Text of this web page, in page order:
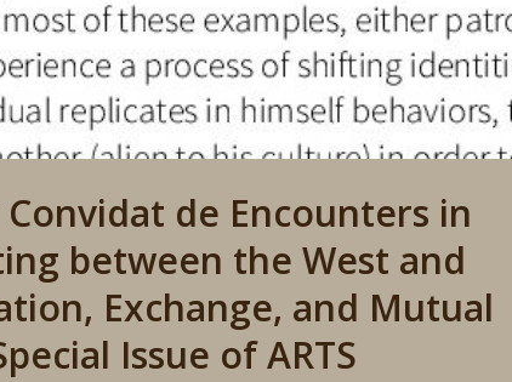
de Encounters in
between the West and
Exchange, and Mutual
Issue of ARTS